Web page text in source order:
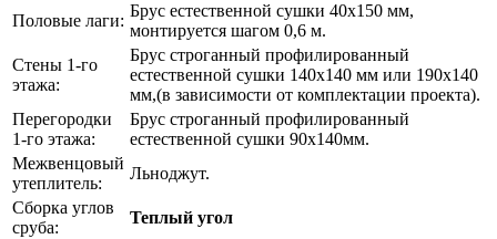
Половые лаги:
Брус естественной сушки 40х150 мм,
монтируется шагом 0,6 м.
Стены 1-го
этажа:
Брус строганный профилированный
естественной сушки 140х140 мм или 190х140
мм,(в зависимости от комплектации проекта).
Перегородки
1-го этажа:
Брус строганный профилированный
естественной сушки 90х140мм.
Межвенцовый
утеплитель:
Льноджут.
Сборка углов
сруба:
Теплый угол